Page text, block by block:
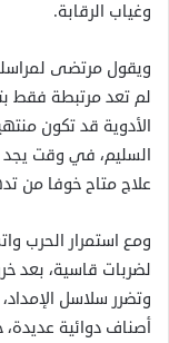
وغياب الرقابة.
ويقول مرتضى
لم تعد مرتبطة فقط
الأدوية قد تكون
السليم، في وقت
علاج متاح خوفا من
ومع استمرار الحرب
لضربات قاسية، بعد
وتضرر سلاسل
أصناف دوائية عديدة،